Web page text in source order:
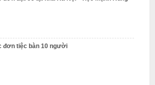
đơn tiệc bàn 10 người